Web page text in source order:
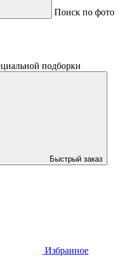
Поиск по фото
подборки
Быстрый заказ
Избранное